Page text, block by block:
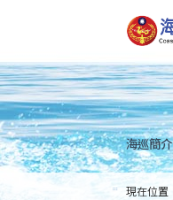
到
主
內
容
Skip
to
main
content
海巡簡介
::: 現在位置